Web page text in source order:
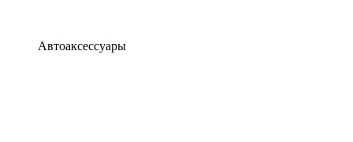
Автоаксессуары